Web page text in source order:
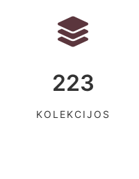
223
KOLEKCIJOS